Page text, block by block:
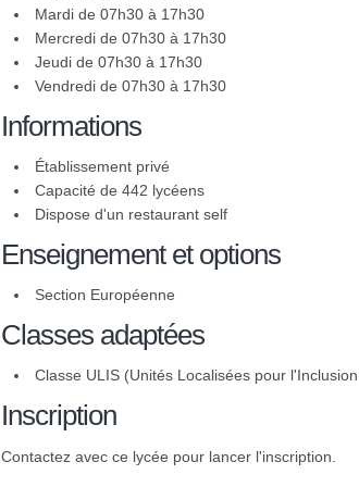
Mardi de 07h30 à 17h30
Mercredi de 07h30 à 17h30
Jeudi de 07h30 à 17h30
Vendredi de 07h30 à 17h30
Informations
Établissement privé
Capacité de 442 lycéens
Dispose d'un restaurant self
Enseignement et options
Section Européenne
Classes adaptées
Classe ULIS (Unités Localisées pour
Inscription
Contactez avec ce lycée pour lancer l'inscription.